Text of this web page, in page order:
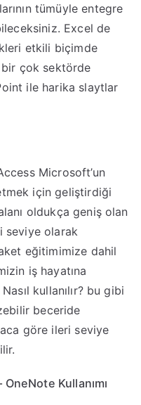
tümüyle entegre
Excel de
etkili biçimde
bir çok sektörde
ile harika slaytlar
Microsoft’un
için geliştirdiği
oldukça geniş olan
seviye olarak
eğitimimize dahil
iş hayatına
kullanılır? bu gibi
beceride
göre ileri seviye
Kullanımı